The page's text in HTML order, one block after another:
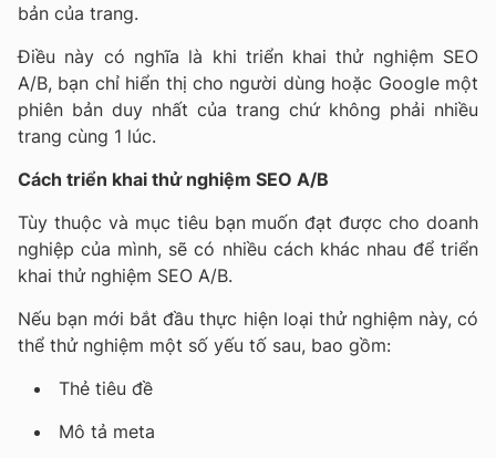
bản của trang.
Điều này có nghĩa là khi triển khai thử nghiệm SEO
A/B, bạn chỉ hiển thị cho người dùng hoặc Google một
phiên bản duy nhất của trang chứ không phải nhiều
trang cùng 1 lúc.
Cách triển khai thử nghiệm SEO A/B
Tùy thuộc và mục tiêu bạn muốn đạt được cho doanh
nghiệp của mình, sẽ có nhiều cách khác nhau để triển
khai thử nghiệm SEO A/B.
Nếu bạn mới bắt đầu thực hiện loại thử nghiệm này, có
thể thử nghiệm một số yếu tố sau, bao gồm:
Thẻ tiêu đề
Mô tả meta